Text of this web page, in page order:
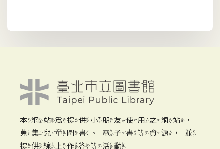
本網站為提供小朋友使用之網站，
蒐集兒童圖書、電子書等資源，並
提供線上作答等活動